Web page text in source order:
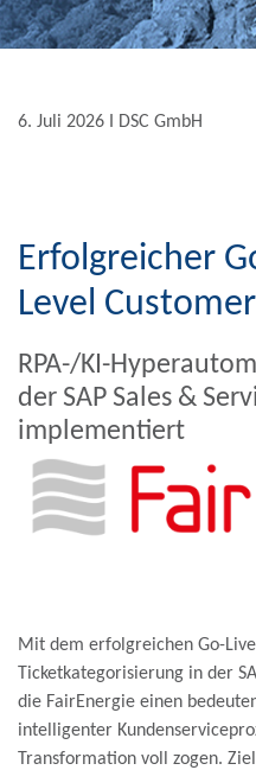
6. Juli 2026 Ι DSC GmbH
Erfolgreicher
Level
RPA-/KI-
der SAP Sales &
implementiert
Mit dem erfolgreichen Go-
Ticketkategorisierung in der
die FairEnergie einen
intelligenter
Transformation voll zogen.